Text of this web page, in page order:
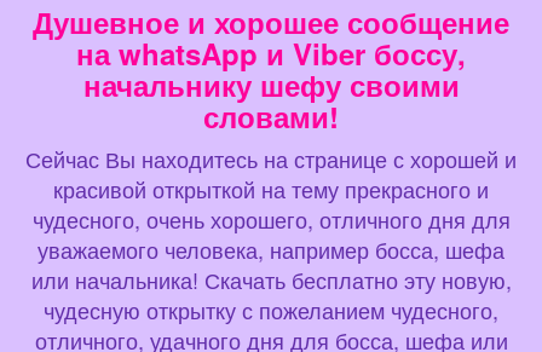
Душевное и хорошее сообщение
на whatsApp и Viber боссу,
начальнику шефу своими
словами!
Сейчас Вы находитесь на странице с хорошей и
красивой открыткой на тему прекрасного и
чудесного, очень хорошего, отличного дня для
уважаемого человека, например босса, шефа
или начальника! Скачать бесплатно эту новую,
чудесную открытку с пожеланием чудесного,
отличного, удачного дня для босса, шефа или